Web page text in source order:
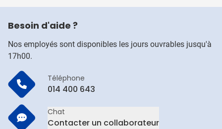
Besoin d'aide ?
Nos employés sont disponibles les jours ouvrables jusqu'à
17h00.
Téléphone
014 400 643
Chat
Contacter un collaborateur